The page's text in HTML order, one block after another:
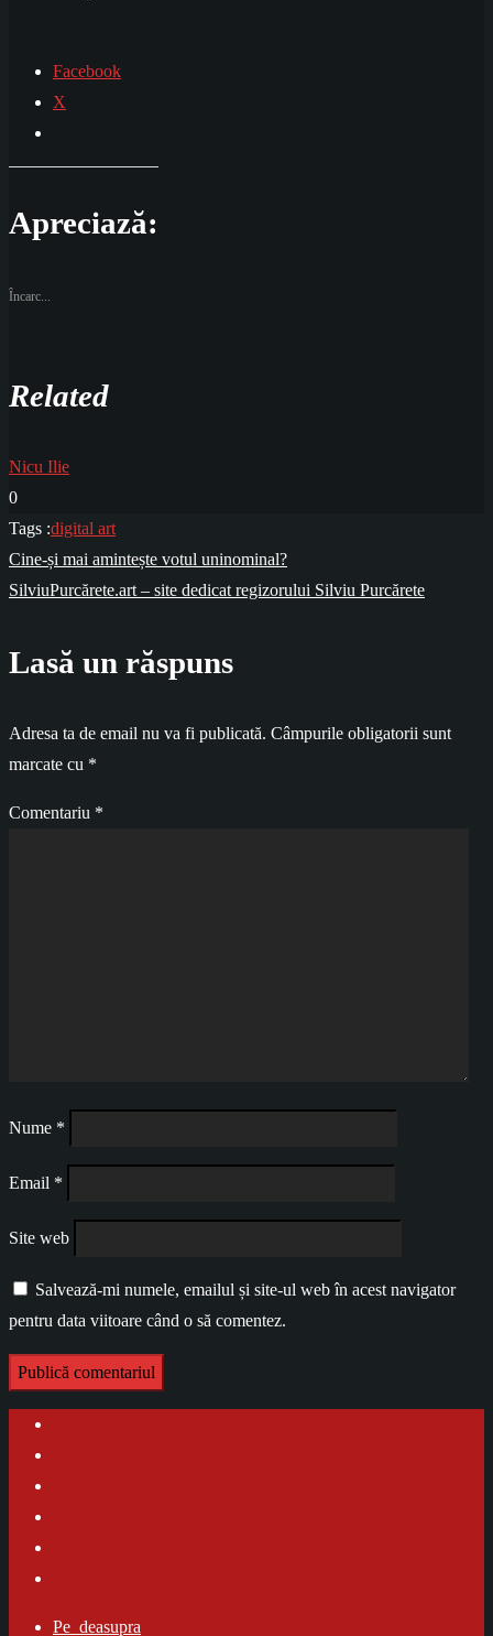
Facebook
X
Apreciază:
Încarc...
Related
Nicu Ilie
0
Tags :digital art
Navigare
în
articole
Cine-și mai amintește votul uninominal?
SilviuPurcărete.art – site dedicat regizorului Silviu Purcărete
Lasă un răspuns
Adresa ta de email nu va fi publicată. Câmpurile obligatorii sunt
marcate cu *
Comentariu *
Nume *
Email *
Site web
Salvează-mi numele, emailul și site-ul web în acest navigator
pentru data viitoare când o să comentez.
Pe_deasupra